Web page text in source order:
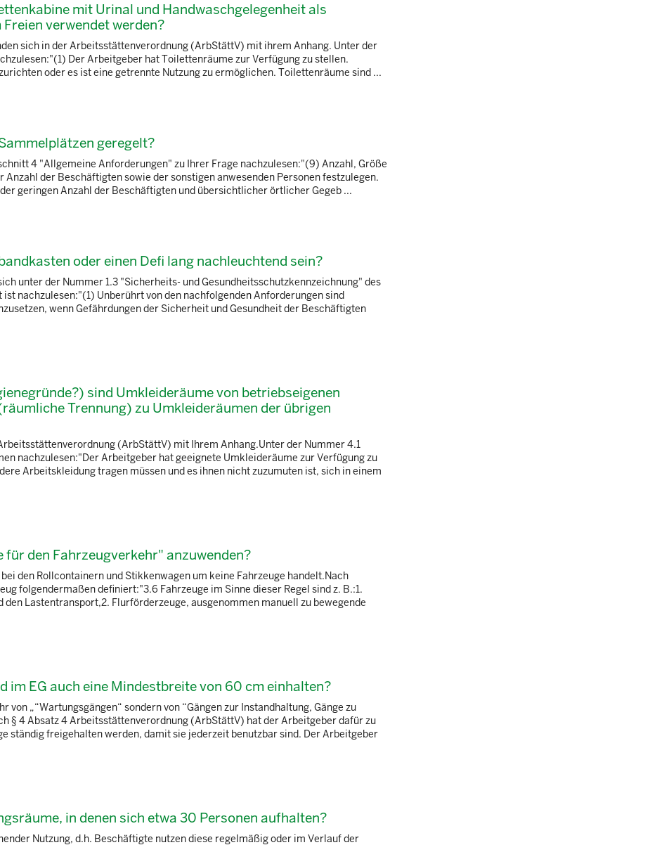
mit Urinal und Handwaschgelegenheit als
verwendet werden?
sich in der Arbeitsstättenverordnung (ArbStättV) mit ihrem Anhang. Unter der
Der Arbeitgeber hat Toilettenräume zur Verfügung zu stellen.
oder es ist eine getrennte Nutzung zu ermöglichen. Toilettenräume sind ...
geregelt?
4 "Allgemeine Anforderungen" zu Ihrer Frage nachzulesen:"(9) Anzahl, Größe
der Beschäftigten sowie der sonstigen anwesenden Personen festzulegen.
geringen Anzahl der Beschäftigten und übersichtlicher örtlicher Gegeb ...
oder einen Defi lang nachleuchtend sein?
unter der Nummer 1.3 "Sicherheits- und Gesundheitsschutzkennzeichnung" des
nachzulesen:"(1) Unberührt von den nachfolgenden Anforderungen sind
wenn Gefährdungen der Sicherheit und Gesundheit der Beschäftigten
sind Umkleideräume von betriebseigenen
Trennung) zu Umkleideräumen der übrigen
(ArbStättV) mit Ihrem Anhang.Unter der Nummer 4.1
nachzulesen:"Der Arbeitgeber hat geeignete Umkleideräume zur Verfügung zu
Arbeitskleidung tragen müssen und es ihnen nicht zuzumuten ist, sich in einem
für den Fahrzeugverkehr" anzuwenden?
den Rollcontainern und Stikkenwagen um keine Fahrzeuge handelt.Nach
folgendermaßen definiert:"3.6 Fahrzeuge im Sinne dieser Regel sind z. B.:1.
Lastentransport,2. Flurförderzeuge, ausgenommen manuell zu bewegende
im EG auch eine Mindestbreite von 60 cm einhalten?
„“Wartungsgängen“ sondern von “Gängen zur Instandhaltung, Gänge zu
§ 4 Absatz 4 Arbeitsstättenverordnung (ArbStättV) hat der Arbeitgeber dafür zu
ständig freigehalten werden, damit sie jederzeit benutzbar sind. Der Arbeitgeber
in denen sich etwa 30 Personen aufhalten?
Nutzung, d.h. Beschäftigte nutzen diese regelmäßig oder im Verlauf der